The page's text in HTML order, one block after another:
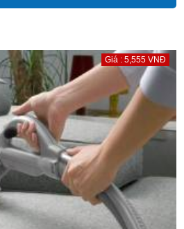
Giá : 5,555 VNĐ